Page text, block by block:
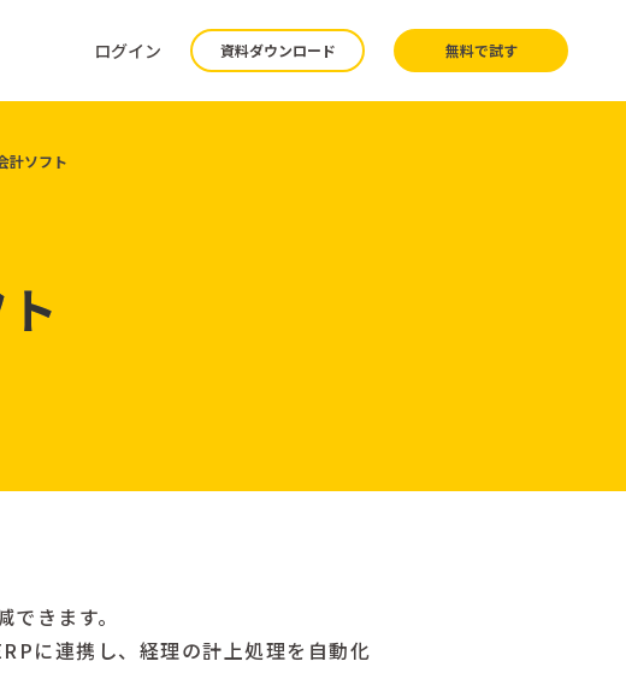
ログイン 資料ダウンロード 無料で試す
計ソフト
きます。
に連携し、経理の計上処理を自動化